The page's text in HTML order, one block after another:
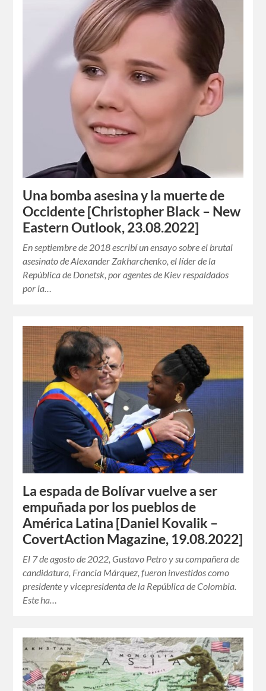
Una bomba asesina y la muerte de
Occidente [Christopher Black – New
Eastern Outlook, 23.08.2022]
En septiembre de 2018 escribí un ensayo sobre el brutal
asesinato de Alexander Zakharchenko, el líder de la
República de Donetsk, por agentes de Kiev respaldados
por la…
La espada de Bolívar vuelve a ser
empuñada por los pueblos de
América Latina [Daniel Kovalik –
CovertAction Magazine, 19.08.2022]
El 7 de agosto de 2022, Gustavo Petro y su compañera de
candidatura, Francia Márquez, fueron investidos como
presidente y vicepresidenta de la República de Colombia.
Este ha…